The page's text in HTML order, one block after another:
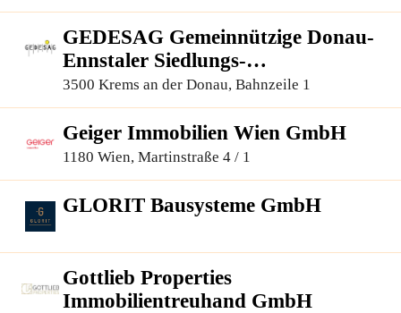
GEDESAG Gemeinnützige Donau-
Ennstaler Siedlungs-
Aktiengesellschaft
3500 Krems an der Donau, Bahnzeile 1
Geiger Immobilien Wien GmbH
1180 Wien, Martinstraße 4 / 1
GLORIT Bausysteme GmbH
Gottlieb Properties
Immobilientreuhand GmbH